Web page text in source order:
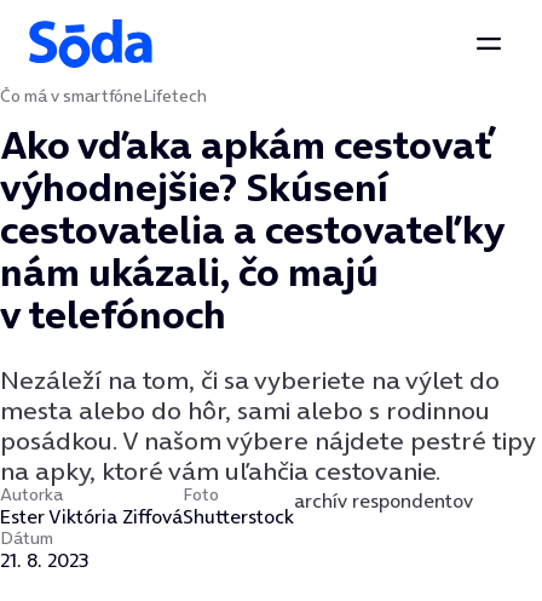
Preskočiť na obsah
Čo má v smartfóneLifetech
Ako vďaka apkám cestovať
výhodnejšie? Skúsení
cestovatelia a cestovateľky
nám ukázali, čo majú
v telefónoch
Nezáleží na tom, či sa vyberiete na výlet do
mesta alebo do hôr, sami alebo s rodinnou
posádkou. V našom výbere nájdete pestré tipy
na apky, ktoré vám uľahčia cestovanie.
Autorka
Ester Viktória Ziffová
Foto
Shutterstock
archív respondentov
Dátum
21. 8. 2023